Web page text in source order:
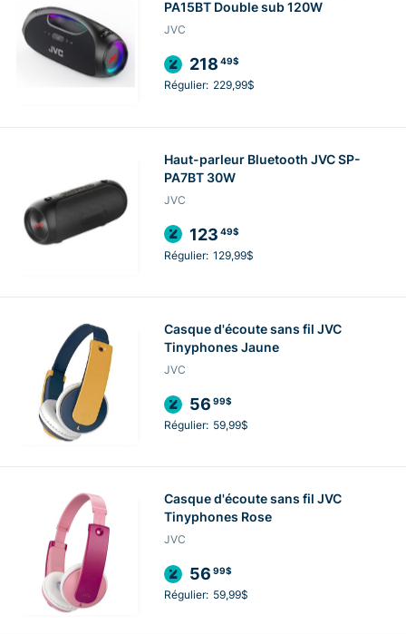
PA15BT Double sub 120W
JVC
218 49$
Régulier: 229,99$
Haut-parleur Bluetooth JVC SP-
PA7BT 30W
JVC
123 49$
Régulier: 129,99$
Casque d'écoute sans fil JVC
Tinyphones Jaune
JVC
56 99$
Régulier: 59,99$
Casque d'écoute sans fil JVC
Tinyphones Rose
JVC
56 99$
Régulier: 59,99$